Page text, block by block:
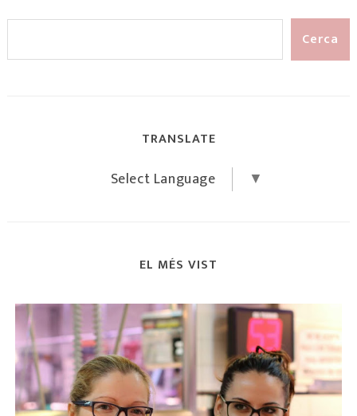
TRANSLATE
Select Language ▼
EL MÉS VIST